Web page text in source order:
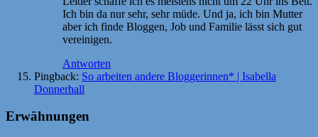
Ich bin da nur sehr, sehr müde. Und ja, ich bin Mutter
aber ich finde Bloggen, Job und Familie lässt sich gut
vereinigen.
Antworten
Pingback: So arbeiten andere Bloggerinnen* | Isabella
Donnerhall
Erwähnungen